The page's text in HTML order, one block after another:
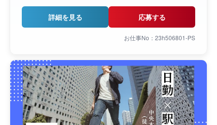
詳細を見る 応募する
お仕事No：23h506801-PS